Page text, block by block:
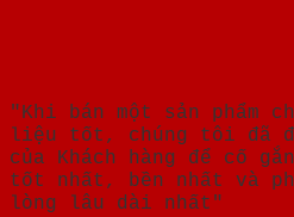
"Khi bán một sản phẩm
liệu tốt, chúng tôi đã
của Khách hàng để cố
tốt nhất, bền nhất và
lòng lâu dài nhất"